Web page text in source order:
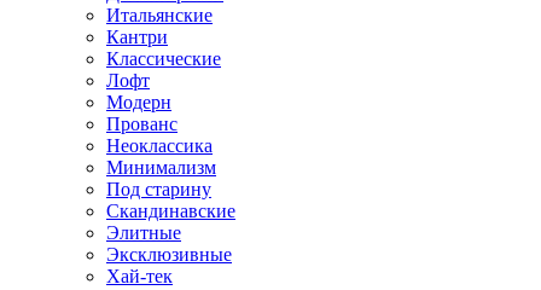
Итальянские
Кантри
Классические
Лофт
Модерн
Прованс
Неоклассика
Минимализм
Под старину
Скандинавские
Элитные
Эксклюзивные
Хай-тек